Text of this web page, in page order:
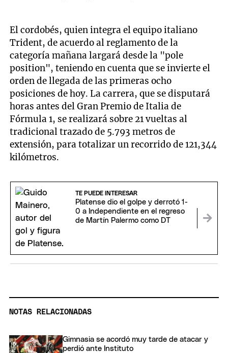
El cordobés, quien integra el equipo italiano
Trident, de acuerdo al reglamento de la
categoría mañana largará desde la "pole
position", teniendo en cuenta que se invierte el
orden de llegada de las primeras ocho
posiciones de hoy. La carrera, que se disputará
horas antes del Gran Premio de Italia de
Fórmula 1, se realizará sobre 21 vueltas al
tradicional trazado de 5.793 metros de
extensión, para totalizar un recorrido de 121,344
kilómetros.
TE PUEDE INTERESAR
Platense dio el golpe y derrotó 1-
0 a Independiente en el regreso
de Martín Palermo como DT
NOTAS RELACIONADAS
Gimnasia se acordó muy tarde de atacar y
perdió ante Instituto